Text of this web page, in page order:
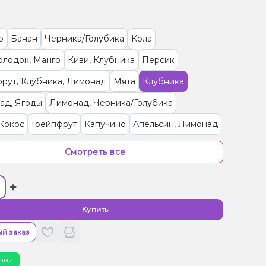
Банан Черника/Голубика
Кола
Манго
Киви, Клубника
Персик
Клубника, Лимонад
Мята
Клубника
Ягоды
Лимонад, Черника/Голубика
Грейпфрут Капучино
Апельсин, Лимонад
Маракуйя
Лимонад
Лимонад, Сливки/Крем
Лимонад
Лимонад, Манго, Маракуйя
Лимонад, Роза
Мохито, Огурец
Смотреть все
+
Купить
заказ